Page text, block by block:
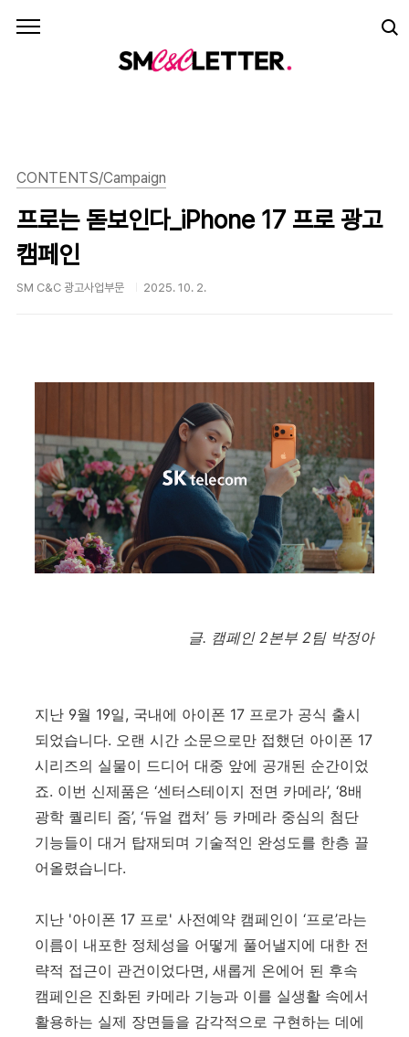
CONTENTS/Campaign
프로는 돋보인다_iPhone 17 프로 광고
캠페인
SM C&C 광고사업부문 2025. 10. 2.
글. 캠페인 2본부 2팀 박정아
지난 9월 19일, 국내에 아이폰 17 프로가 공식 출시
되었습니다. 오랜 시간 소문으로만 접했던 아이폰 17
시리즈의 실물이 드디어 대중 앞에 공개된 순간이었
죠. 이번 신제품은 ‘센터스테이지 전면 카메라’, ‘8배
광학 퀄리티 줌’, ‘듀얼 캡처’ 등 카메라 중심의 첨단
기능들이 대거 탑재되며 기술적인 완성도를 한층 끌
어올렸습니다.
지난 '아이폰 17 프로' 사전예약 캠페인이 ‘프로’라는
이름이 내포한 정체성을 어떻게 풀어낼지에 대한 전
략적 접근이 관건이었다면, 새롭게 온에어 된 후속
캠페인은 진화된 카메라 기능과 이를 실생활 속에서
활용하는 실제 장면들을 감각적으로 구현하는 데에